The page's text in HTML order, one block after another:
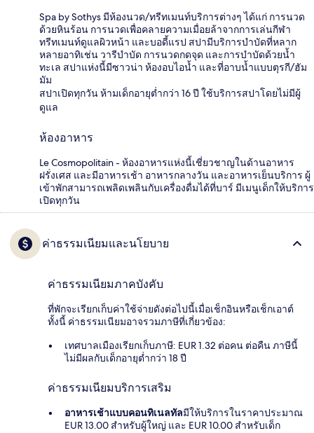
Spa by Sothys มีห้องนวด/ทรีทเมนท์บริการต่างๆ ได้แก่ การนวด
ด้วยหินร้อน การนวดเพื่อคลายความเมื่อยล้าจากการเล่นกีฬา
ทรีทเมนท์ดูแลผิวหน้า และบอดี้แรป สปามีบริการบำบัดที่หลาก
หลายอาทิเช่น วารีบำบัด การนวดกดจุด และการบำบัดด้วยน้ำ
ทะเล สปาแห่งนี้มีซาวน่า ห้องอบไอน้ำ และที่อาบน้ำแบบตุรกี/ฮัม
มัม
สปาเปิดทุกวัน ห้ามเด็กอายุต่ำกว่า 16 ปี ใช้บริการสปาโดยไม่มีผู้
ดูแล
ห้องอาหาร
Le Cosmopolitain - ห้องอาหารแห่งนี้เชี่ยวชาญในด้านอาหาร
ฝรั่งเศส และมีอาหารเช้า อาหารกลางวัน และอาหารเย็นบริการ ผู้
เข้าพักสามารถเพลิดเพลินกับเครื่องดื่มได้ที่บาร์ มีเมนูเด็กให้บริการ
เปิดทุกวัน
ค่าธรรมเนียมและนโยบาย
ค่าธรรมเนียมภาคบังคับ
ที่พักจะเรียกเก็บค่าใช้จ่ายดังต่อไปนี้เมื่อเช็กอินหรือเช็กเอาต์
ทั้งนี้ ค่าธรรมเนียมอาจรวมภาษีที่เกี่ยวข้อง:
เทศบาลเมืองเรียกเก็บภาษี: EUR 1.32 ต่อคน ต่อคืน ภาษีนี้
ไม่มีผลกับเด็กอายุต่ำกว่า 18 ปี
ค่าธรรมเนียมบริการเสริม
อาหารเช้าแบบคอนทิเนลทัลมีให้บริการในราคาประมาณ
EUR 13.00 สำหรับผู้ใหญ่ และ EUR 10.00 สำหรับเด็ก